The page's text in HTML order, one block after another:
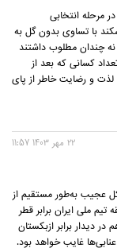
مرحله انتخابی
در تاشکند با تساوی بدون گل به
چندان مطلوب داشتند
کسانی که بعد از
و رضایت خاطر از پای
کی بهتر است!
22 مهر 1403 11:57
عجیب به‌طور مستقیم از
ملی ایران برابر قطر
دیدار برابر ازبکستان
غایب خواهد بود.